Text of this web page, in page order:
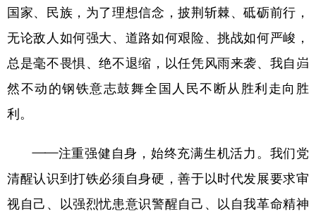
国家、民族，为了理想信念，披荆斩棘、砥砺前行，
无论敌人如何强大、道路如何艰险、挑战如何严峻，
总是毫不畏惧、绝不退缩，以任凭风雨来袭、我自岿
然不动的钢铁意志鼓舞全国人民不断从胜利走向胜
利。
——注重强健自身，始终充满生机活力。我们党
清醒认识到打铁必须自身硬，善于以时代发展要求审
视自己、以强烈忧患意识警醒自己、以自我革命精神